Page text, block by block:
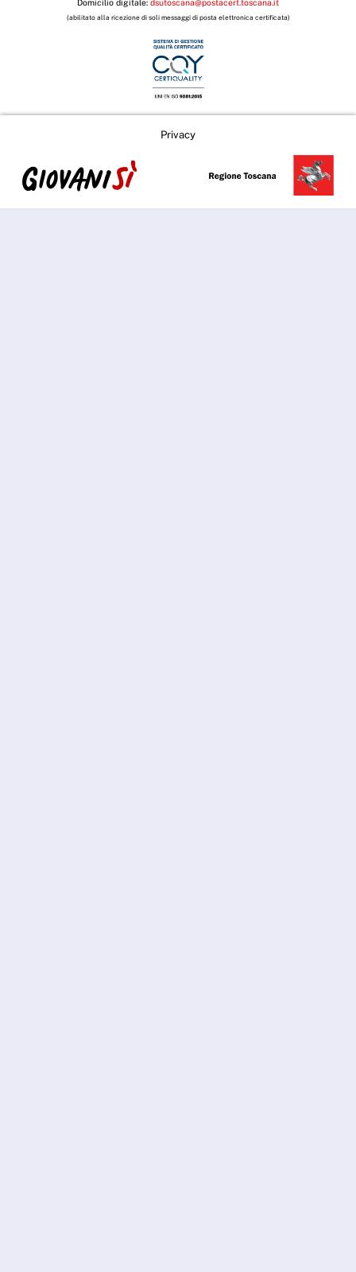
Domicilio digitale: dsutoscana@postacert.toscana.it
(abilitato alla ricezione di soli messaggi di posta elettronica certificata)
Privacy